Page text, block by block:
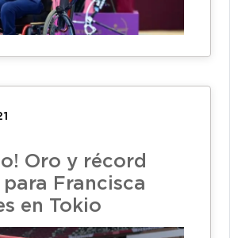
Oro y récord
Francisca
en Tokio